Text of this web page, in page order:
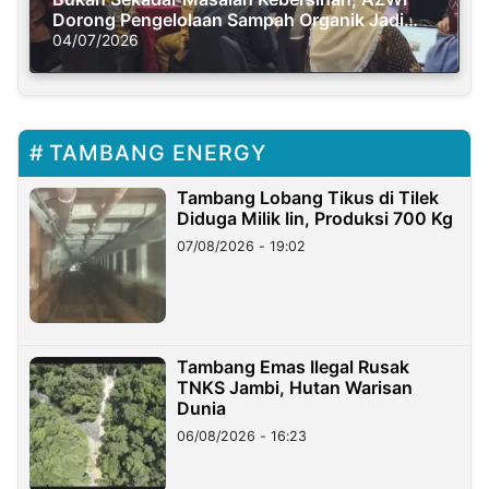
Dorong Pengelolaan Sampah Organik Jadi
Solusi Krisis Iklim
04/07/2026
TAMBANG ENERGY
Tambang Lobang Tikus di Tilek
Diduga Milik Iin, Produksi 700 Kg
07/08/2026 - 19:02
Tambang Emas Ilegal Rusak
TNKS Jambi, Hutan Warisan
Dunia
06/08/2026 - 16:23